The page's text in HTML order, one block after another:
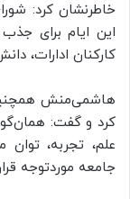
خاطرنشان کرد:
این ایام برای
کارکنان ادارات،
هاشمی‌منش
کرد و گفت:
علم، تجربه،
جامعه موردتوجه